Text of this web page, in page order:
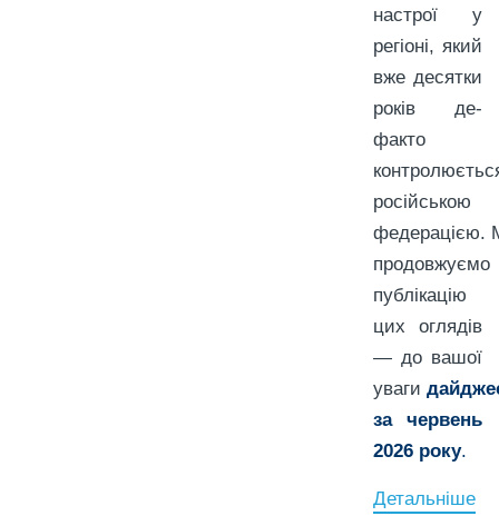
настрої у
регіоні, який
вже десятки
років де-
факто
російською
федерацією.
продовжуємо
публікацію
цих оглядів
— до вашої
уваги
за червень
2026 року.
Детальніше